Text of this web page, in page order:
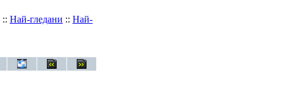
:: Най-гледани :: Най-